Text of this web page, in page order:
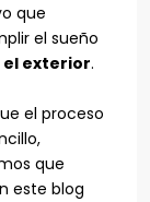
que
el sueño
el exterior.
el proceso
que
este blog